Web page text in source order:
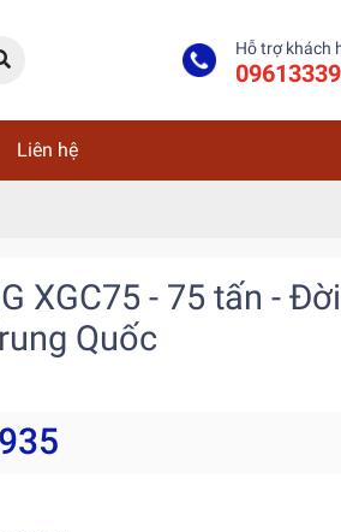
Hỗ trợ khách
Liên hệ
XGC75 - 75 tấn - Đời
Quốc